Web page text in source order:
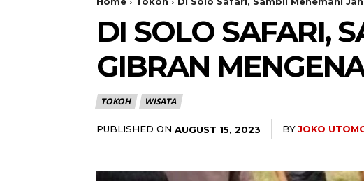
DI SOLO SAFARI,
GIBRAN
TOKOH WISATA
PUBLISHED ON AUGUST 15, 2023 BYJOKO